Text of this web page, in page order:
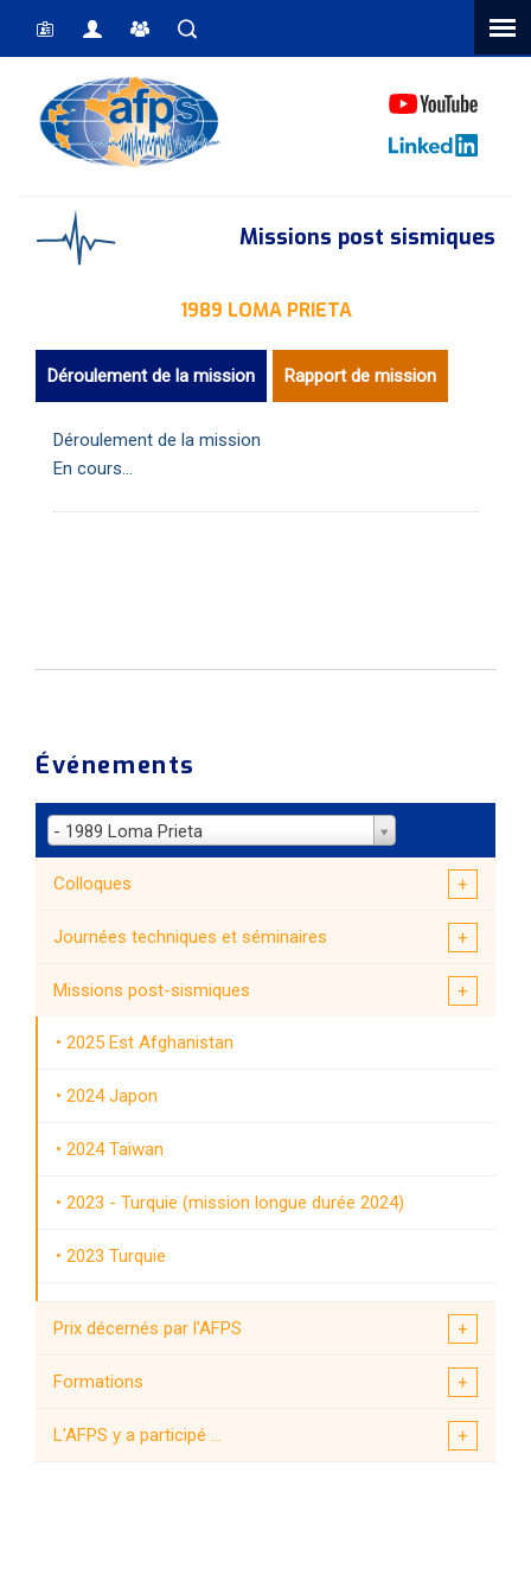
Vous êtes ici Missions post sismiques
1989 LOMA PRIETA
Déroulement de la mission Rapport de mission
Déroulement de la mission
En cours...
Événements
- 1989 Loma Prieta
Colloques
Journées techniques et séminaires
Missions post-sismiques
2025 Est Afghanistan
2024 Japon
2024 Taiwan
2023 - Turquie (mission longue durée 2024)
2023 Turquie
Prix décernés par l'AFPS
Formations
L'AFPS y a participé ...